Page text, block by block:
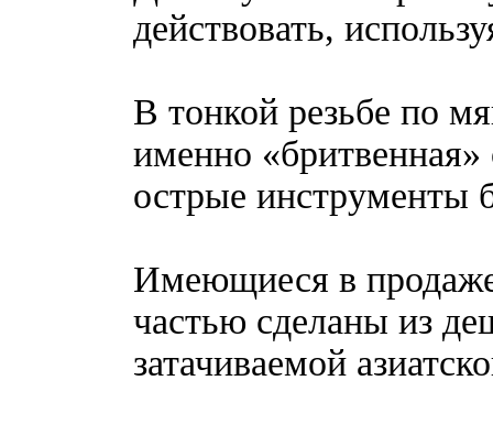
действовать,
В тонкой резьбе по
именно
острые инструменты
Имеющиеся в
частью сделаны из
затачиваемой